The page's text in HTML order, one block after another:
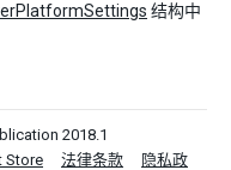
结构中
2018.1
Store 法律条款
隐私政